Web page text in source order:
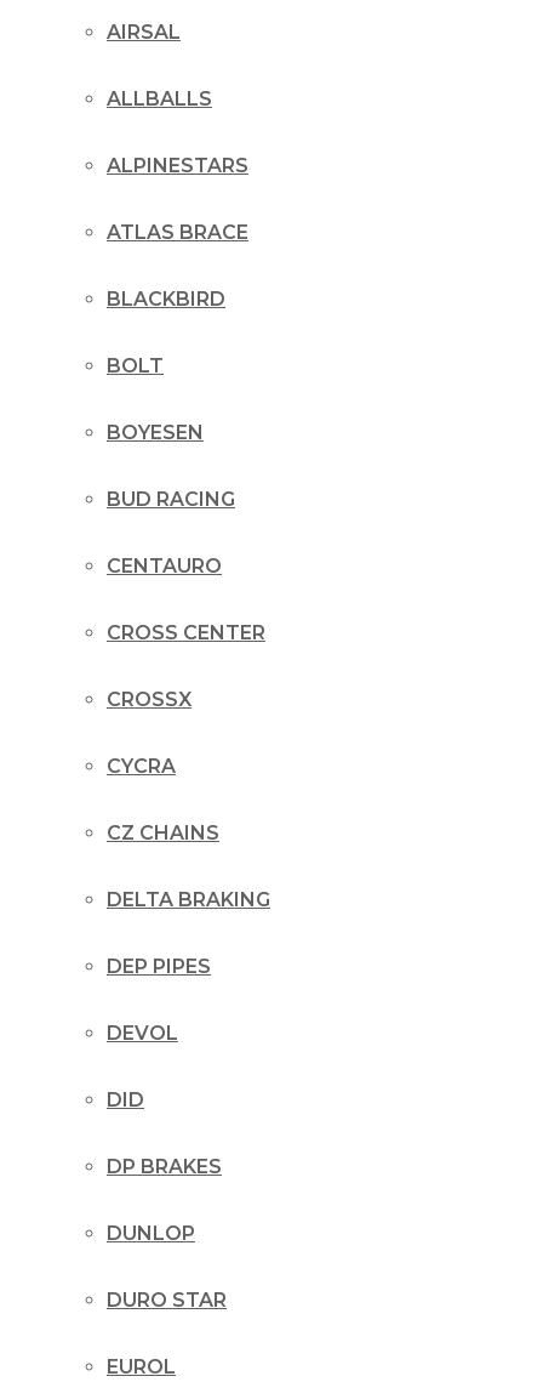
AIRSAL
ALLBALLS
ALPINESTARS
ATLAS BRACE
BLACKBIRD
BOLT
BOYESEN
BUD RACING
CENTAURO
CROSS CENTER
CROSSX
CYCRA
CZ CHAINS
DELTA BRAKING
DEP PIPES
DEVOL
DID
DP BRAKES
DUNLOP
DURO STAR
EUROL